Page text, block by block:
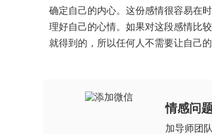
确定自己的内心。这份感情很容易在
理好自己的心情。如果对这段感情比
就得到的，所以任何人不需要让自己
情感问
加导师团